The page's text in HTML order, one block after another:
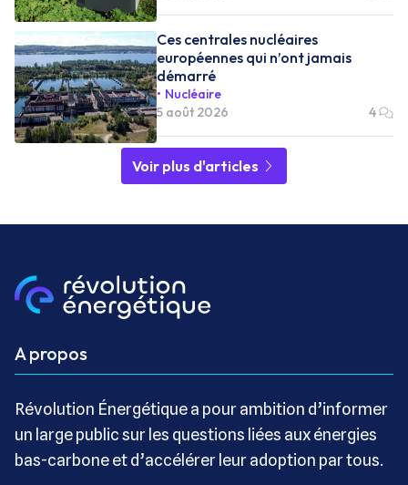
Ces centrales nucléaires
européennes qui n’ont jamais
démarré
Nucléaire
5 août 2026
4
Voir plus d'articles
A propos
Révolution Énergétique a pour ambition d’informer
un large public sur les questions liées aux énergies
bas-carbone et d’accélérer leur adoption par tous.